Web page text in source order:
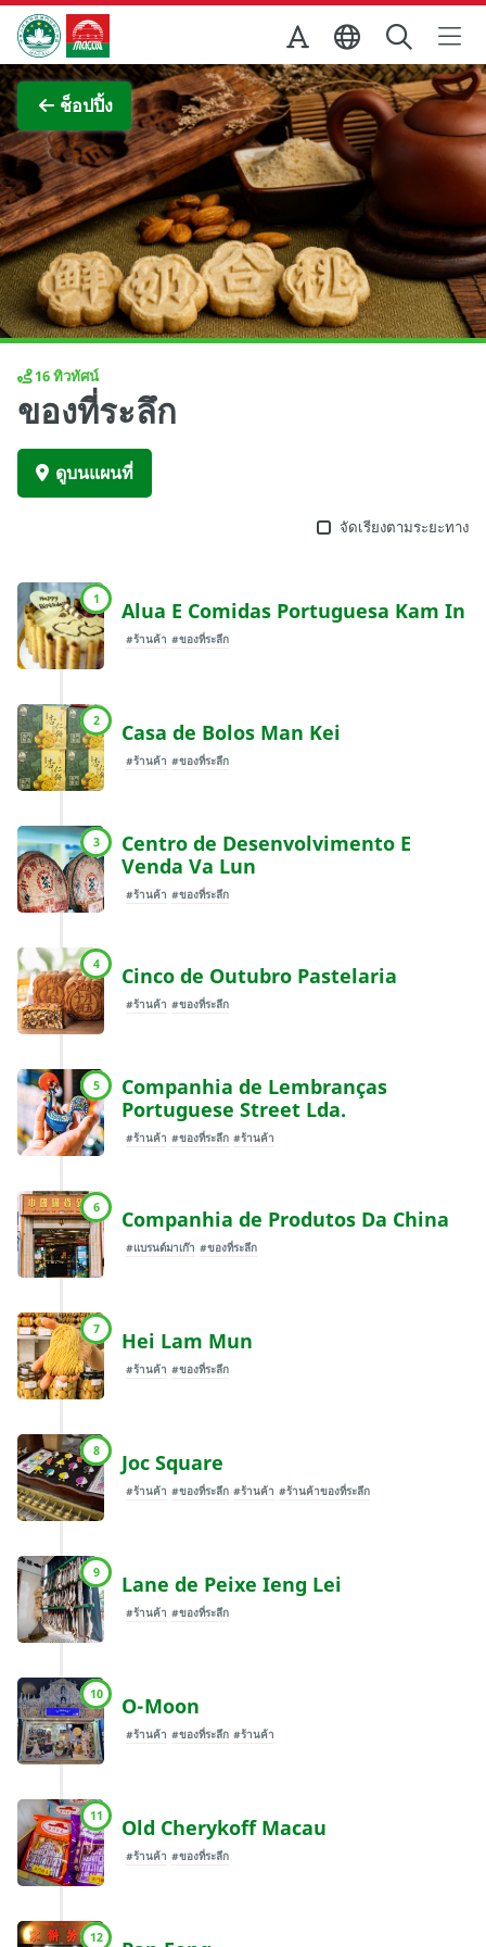
Skip to Main Content
สำนักงานการท่องเที่ยวของรัฐบาลมาเก๊า
ช็อปปิ้ง
16 ทิวทัศน์
ของที่ระลึก
ดูบนแผนที่
จัดเรียงตามระยะทาง
1 Alua E Comidas Portuguesa Kam In
#ร้านค้า #ของที่ระลึก
2 Casa de Bolos Man Kei
#ร้านค้า #ของที่ระลึก
3
Centro de Desenvolvimento E
Venda Va Lun
#ร้านค้า #ของที่ระลึก
4 Cinco de Outubro Pastelaria
#ร้านค้า #ของที่ระลึก
5
Companhia de Lembranças
Portuguese Street Lda.
#ร้านค้า #ของที่ระลึก #ร้านค้า
6 Companhia de Produtos Da China
#แบรนด์มาเก๊า #ของที่ระลึก
7 Hei Lam Mun
#ร้านค้า #ของที่ระลึก
8 Joc Square
#ร้านค้า #ของที่ระลึก #ร้านค้า #ร้านค้าของที่ระลึก
9 Lane de Peixe Ieng Lei
#ร้านค้า #ของที่ระลึก
10 O-Moon
#ร้านค้า #ของที่ระลึก #ร้านค้า
11 Old Cherykoff Macau
#ร้านค้า #ของที่ระลึก
12